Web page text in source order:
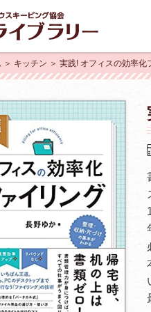
＞ キッチン ＞ 実践! オフィスの効率化